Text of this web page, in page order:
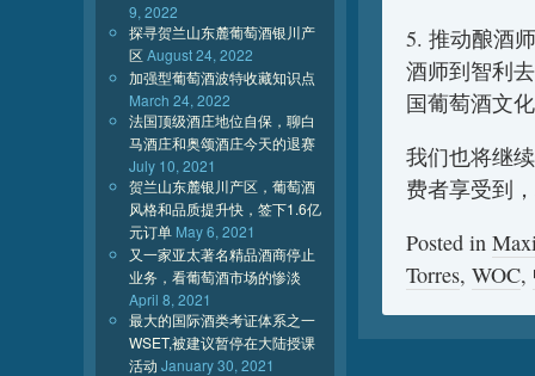
5. 推动酿酒
酒师到智利
国葡萄酒文
我们也将继
费者享受到
Posted in
Torres, WOC,
9, 2022
探寻贺兰山东麓葡萄酒银川产
区August 24, 2022
加强型葡萄酒波特收藏知识点
March 24, 2022
法国顶级酒庄地位自保，聊白
马酒庄和奥颂酒庄今天的退赛
July 10, 2021
贺兰山东麓银川产区，葡萄酒
风格和品质提升快，签下1.6亿
元订单 May 6, 2021
又一家亚太著名精品酒商停止
业务，看葡萄酒市场的惨淡
April 8, 2021
最大的国际酒类考证体系之一
WSET,被建议暂停在大陆授课
活动 January 30, 2021